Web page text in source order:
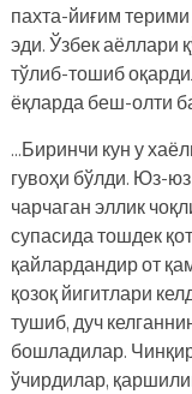
пахта-йиғим
эди. Ўзбек аёллари
тўлиб-тошиб
ёқларда беш-олти
…Биринчи кун у
гувоҳи бўлди. Юз-юз
чарчаган эллик
супасида тошдек
қайлардандир от
қозоқ йигитлари
тушиб, дуч
бошладилар.
ўчирдилар,